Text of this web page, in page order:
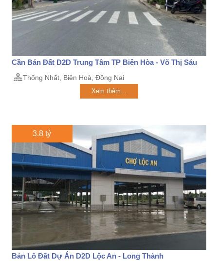
Cần Bán Đất D2D Trung Tâm TP Biên Hòa - Võ Thị Sáu
Thống Nhất, Biên Hoà, Đồng Nai
Xem thêm...
3.8 tỷ
Bán Lô Đất Dự Án D2D Lộc An - Long Thành